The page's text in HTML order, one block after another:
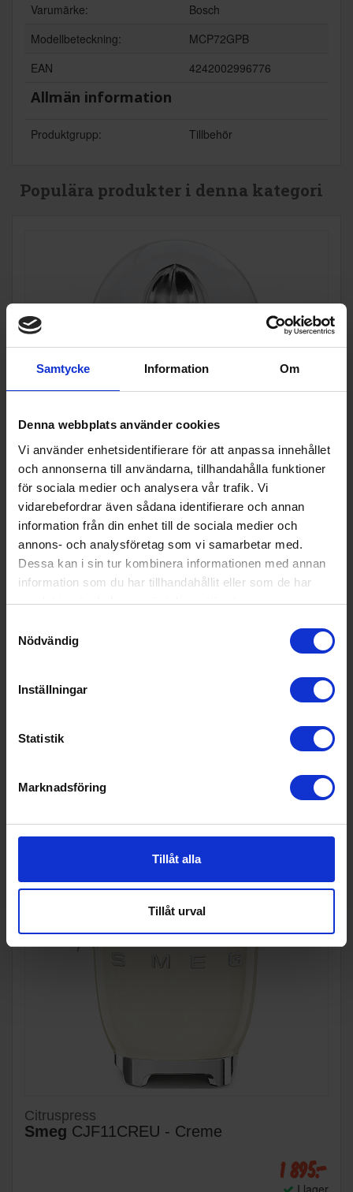
Samtycke Information Om
Denna webbplats använder cookies
Vi använder enhetsidentifierare för att anpassa innehållet
och annonserna till användarna, tillhandahålla funktioner
för sociala medier och analysera vår trafik. Vi
vidarebefordrar även sådana identifierare och annan
information från din enhet till de sociala medier och
annons- och analysföretag som vi samarbetar med.
Dessa kan i sin tur kombinera informationen med annan
information som du har tillhandahållit eller som de har
samlat in när du har använt deras tjänster.
Nödvändig
Inställningar
Statistik
Marknadsföring
Tillåt alla
Tillåt urval
Varumärke:
Bosch
Modellbeteckning:
MCP72GPB
EAN
4242002996776
Allmän information
Produktgrupp: Tillbehör
Populära produkter i denna kategori
Citruspress
SmegCJF11BLEU - Svart högblank
I lager
Citruspress
Smeg CJF11CREU - Creme
1 895:-
I lager